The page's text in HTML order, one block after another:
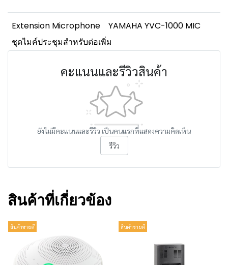
Extension Microphone
YAMAHA YVC-1000 MIC
ชุดไมค์ประชุมสำหรับต่อเพิ่ม
คะแนนและรีวิวสินค้า
ยังไม่มีคะแนนและรีวิว เป็นคนแรกที่แสดงความคิดเห็น
รีวิว
สินค้าที่เกี่ยวข้อง
สินค้าขายดี สินค้าขายดี